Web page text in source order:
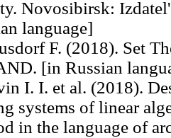
Novosibirsk:
language]
F. (2018). Set
[in Russian
I. I. et al. (2018).
systems of linear
in the language of